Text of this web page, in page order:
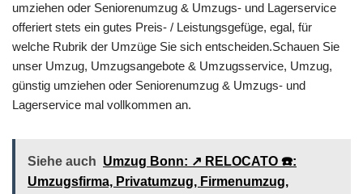
umziehen oder Seniorenumzug & Umzugs- und Lagerservice
offeriert stets ein gutes Preis- / Leistungsgefüge, egal, für
welche Rubrik der Umzüge Sie sich entscheiden.Schauen Sie
unser Umzug, Umzugsangebote & Umzugsservice, Umzug,
günstig umziehen oder Seniorenumzug & Umzugs- und
Lagerservice mal vollkommen an.
Siehe auch Umzug Bonn: ↗️ RELOCATO ☎️:
Umzugsfirma, Privatumzug, Firmenumzug,